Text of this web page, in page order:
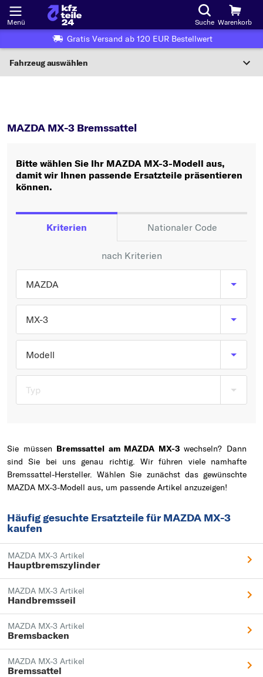
Menü Suche Warenkorb
Gratis Versand ab 120 EUR Bestellwert
Fahrzeug auswählen
Wo finde ich die?
Oder
Oder Fahrzeugauswahl nach Kriterien:
Hersteller wählen
Typ wählen
MAZDA MX-3 Bremssattel
Bitte wählen Sie Ihr MAZDA MX-3-Modell aus,
damit wir Ihnen passende Ersatzteile präsentieren
können.
Kriterien Nationaler Code
nach Kriterien
MAZDA
MX-3
Modell
Typ
Sie müssen Bremssattel am MAZDA MX-3wechseln? Dann
sind Sie bei uns genau richtig. Wir führen viele namhafte
Bremssattel-Hersteller. Wählen Sie zunächst das gewünschte
MAZDA MX-3-Modell aus, um passende Artikel anzuzeigen!
Häufig gesuchte Ersatzteile für MAZDA MX-3
kaufen
MAZDA MX-3 Artikel
Hauptbremszylinder
MAZDA MX-3 Artikel
Handbremsseil
MAZDA MX-3 Artikel
Bremsbacken
MAZDA MX-3 Artikel
Bremssattel